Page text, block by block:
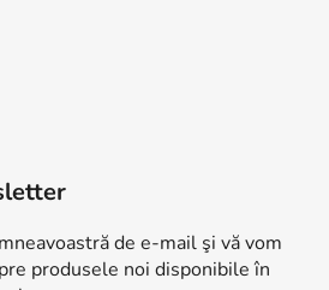
de e-mail şi vă vom
produsele noi disponibile în